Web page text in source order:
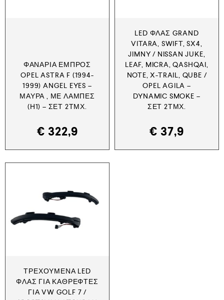
ΦΑΝΆΡΙΑ ΕΜΠΡΌΣ
OPEL ASTRA F (1994-
1999) ANGEL EYES –
ΜΑΎΡΑ , ΜΕ ΛΆΜΠΕΣ
(Η1) – ΣΕΤ 2ΤΜΧ.
€ 322,9
LED ΦΛΑΣ GRAND
VITARA, SWIFT, SX4,
JIMNY / NISSAN JUKE,
LEAF, MICRA, QASHQAI,
NOTE, X-TRAIL, QUBE /
OPEL AGILA –
DYNAMIC SMOKE –
ΣΕΤ 2ΤΜΧ.
€ 37,9
ΤΡΕΧΟΎΜΕΝΑ LED
ΦΛΑΣ ΓΙΑ ΚΑΘΡΈΦΤΕΣ
ΓΙΑ VW GOLF 7 /